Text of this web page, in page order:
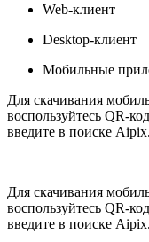
Web-клиент
Desktop-клиент
Мобильные
Для скачивания
воспользуйтесь QR-
введите в поиске Aipix.
Для скачивания
воспользуйтесь QR-
введите в поиске Aipix.